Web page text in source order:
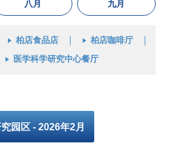
八月 九月
柏店食品店 柏店咖啡厅
医学科学研究中心餐厅
园区 - 2026年2月